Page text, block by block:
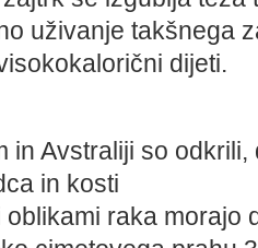
uživanje takšnega
dijeti.
in Avstraliji so
in kosti
oblikami raka morajo